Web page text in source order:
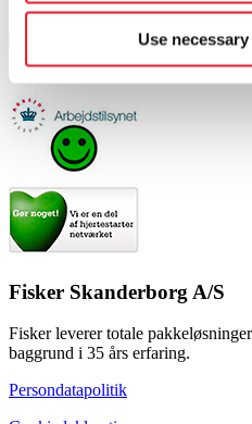
Use
Fisker Skanderborg A/S
Fisker leverer totale
baggrund i 35 års erfaring.
Persondatapolitik